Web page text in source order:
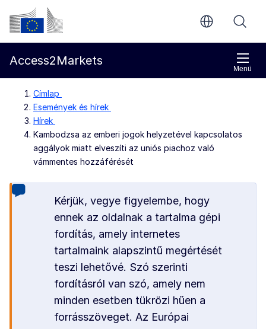
Ugrás a fő tartalomra
Európai Bizottság
Menü
Access2Markets
Címlap
Események és hírek
Hírek
Kambodzsa az emberi jogok helyzetével kapcsolatos
aggályok miatt elveszíti az uniós piachoz való
vámmentes hozzáférését
Kérjük, vegye figyelembe, hogy
ennek az oldalnak a tartalma gépi
fordítás, amely internetes
tartalmaink alapszintű megértését
teszi lehetővé. Szó szerinti
fordításról van szó, amely nem
minden esetben tükrözi hűen a
forrásszöveget. Az Európai